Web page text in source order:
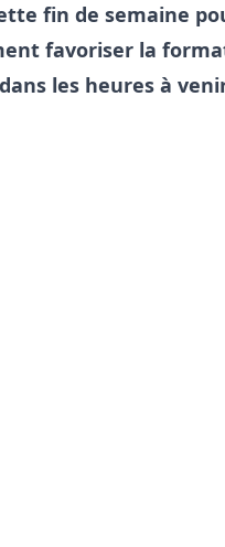
fin de semaine
favoriser la
les heures à